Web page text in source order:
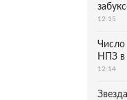
12:15
Число
НПЗ в
12:14